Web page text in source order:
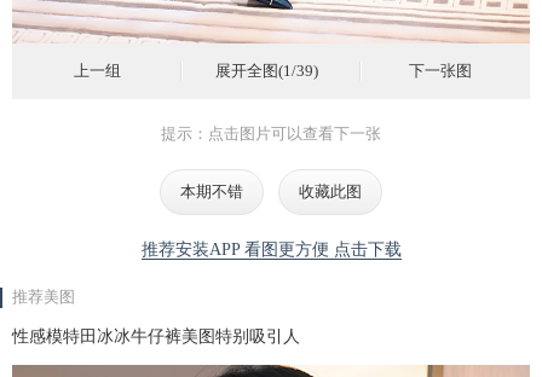
上一组 展开全图(1/39) 下一张图
提示：点击图片可以查看下一张
本期不错 收藏此图
推荐安装APP 看图更方便 点击下载
推荐美图
性感模特田冰冰牛仔裤美图特别吸引人